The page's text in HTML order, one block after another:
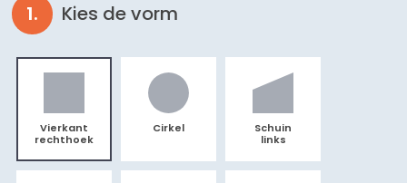
Kies de vorm
Vierkant
rechthoek
Cirkel
Schuin
links